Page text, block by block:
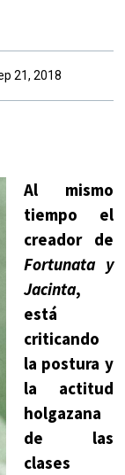
21, 2018
Al mismo
tiempo el
creador de
Fortunata y
Jacinta,
está
criticando
la postura y
la actitud
holgazana
de las
clases